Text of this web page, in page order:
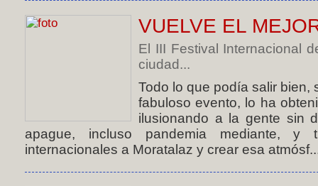
VUELVE EL
El III Festival Internacional
ciudad...
Todo lo que podía salir bien,
fabuloso evento, lo ha
ilusionando a la gente sin
apague, incluso pandemia mediante, y
internacionales a Moratalaz y crear esa